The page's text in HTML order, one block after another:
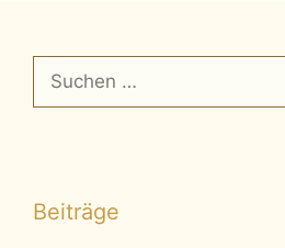
Suchen
nach:
Beiträge